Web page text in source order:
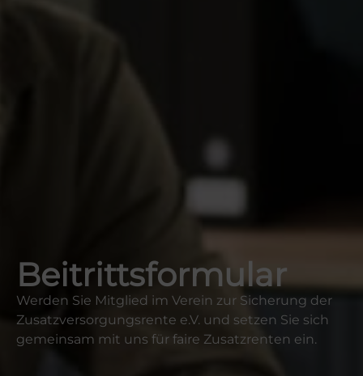
Beitrittsformular
Werden Sie Mitglied im Verein zur Sicherung der
Zusatzversorgungsrente e.V. und setzen Sie sich
gemeinsam mit uns für faire Zusatzrenten ein.